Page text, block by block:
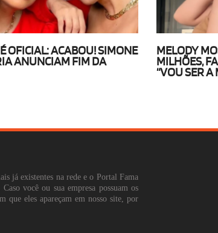
OFICIAL: ACABOU! SIMONE
ANUNCIAM FIM DA
MELODY
MILHÕES,
“VOU SER A
já existentes na rede e o Portal Fama
você ou sua empresa possuam os
que eles apareçam em nosso site, por